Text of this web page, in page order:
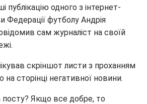
публікацію одного з інтернет-
Федерації футболу Андрія
сам журналіст на своїй
скріншот листи з проханням
на сторінці негативної новини.
посту? Якщо все добре, то